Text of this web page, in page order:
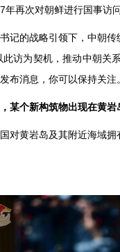
再次对朝鲜进行国事
记的战略引领下，中朝
访为契机，推动中朝
布消息，你可以保持关注
某个新构筑物出现在黄
对黄岩岛及其附近海域